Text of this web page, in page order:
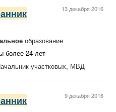
13 декабря 2016
образование
более 24 лет
участковых, МВД
9 декабря 2016